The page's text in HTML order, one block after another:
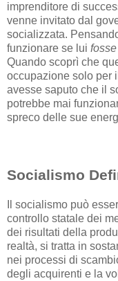
imprenditore di
venne invitato dal
socializzata.
funzionare se lui
Quando scoprì che
occupazione solo per
avesse saputo che il
potrebbe mai
spreco delle sue
Socialismo
Il socialismo può
controllo statale dei
dei risultati della
realtà, si tratta in
nei processi di
degli acquirenti e la